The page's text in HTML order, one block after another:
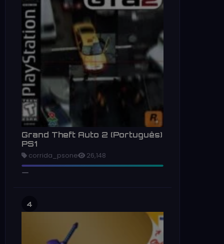
Grand Theft Auto 2 (Português)
PS1
corrida_psone 26,148
4